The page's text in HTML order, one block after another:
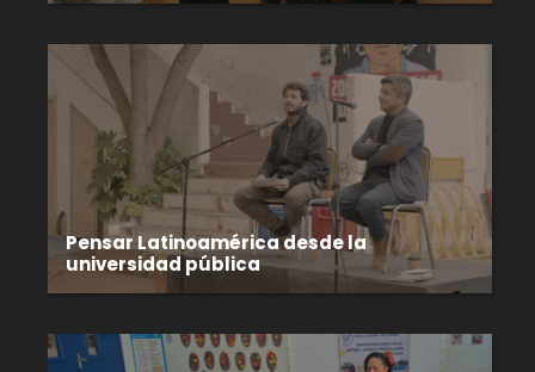
Pensar Latinoamérica desde la
universidad pública